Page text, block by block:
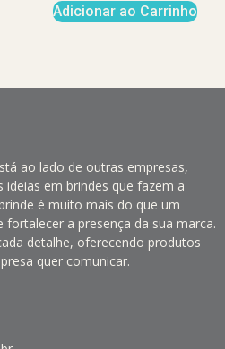
Adicionar ao Carrinho
ao lado de outras empresas,
em brindes que fazem a
é muito mais do que um
a presença da sua marca.
detalhe, oferecendo produtos
quer comunicar.